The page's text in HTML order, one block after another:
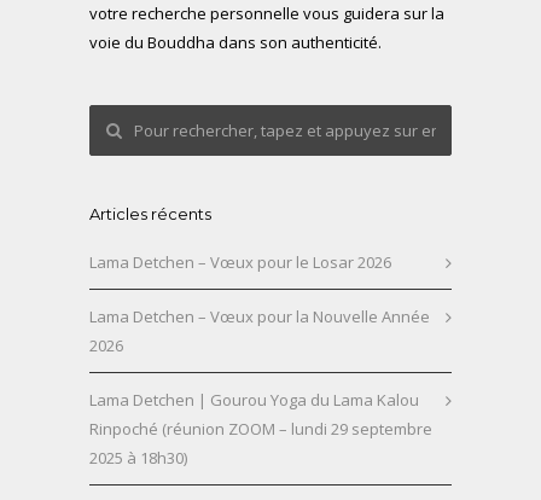
votre recherche personnelle vous guidera sur la
voie du Bouddha dans son authenticité.
Articles récents
Lama Detchen – Vœux pour le Losar 2026
Lama Detchen – Vœux pour la Nouvelle Année
2026
Lama Detchen | Gourou Yoga du Lama Kalou
Rinpoché (réunion ZOOM – lundi 29 septembre
2025 à 18h30)